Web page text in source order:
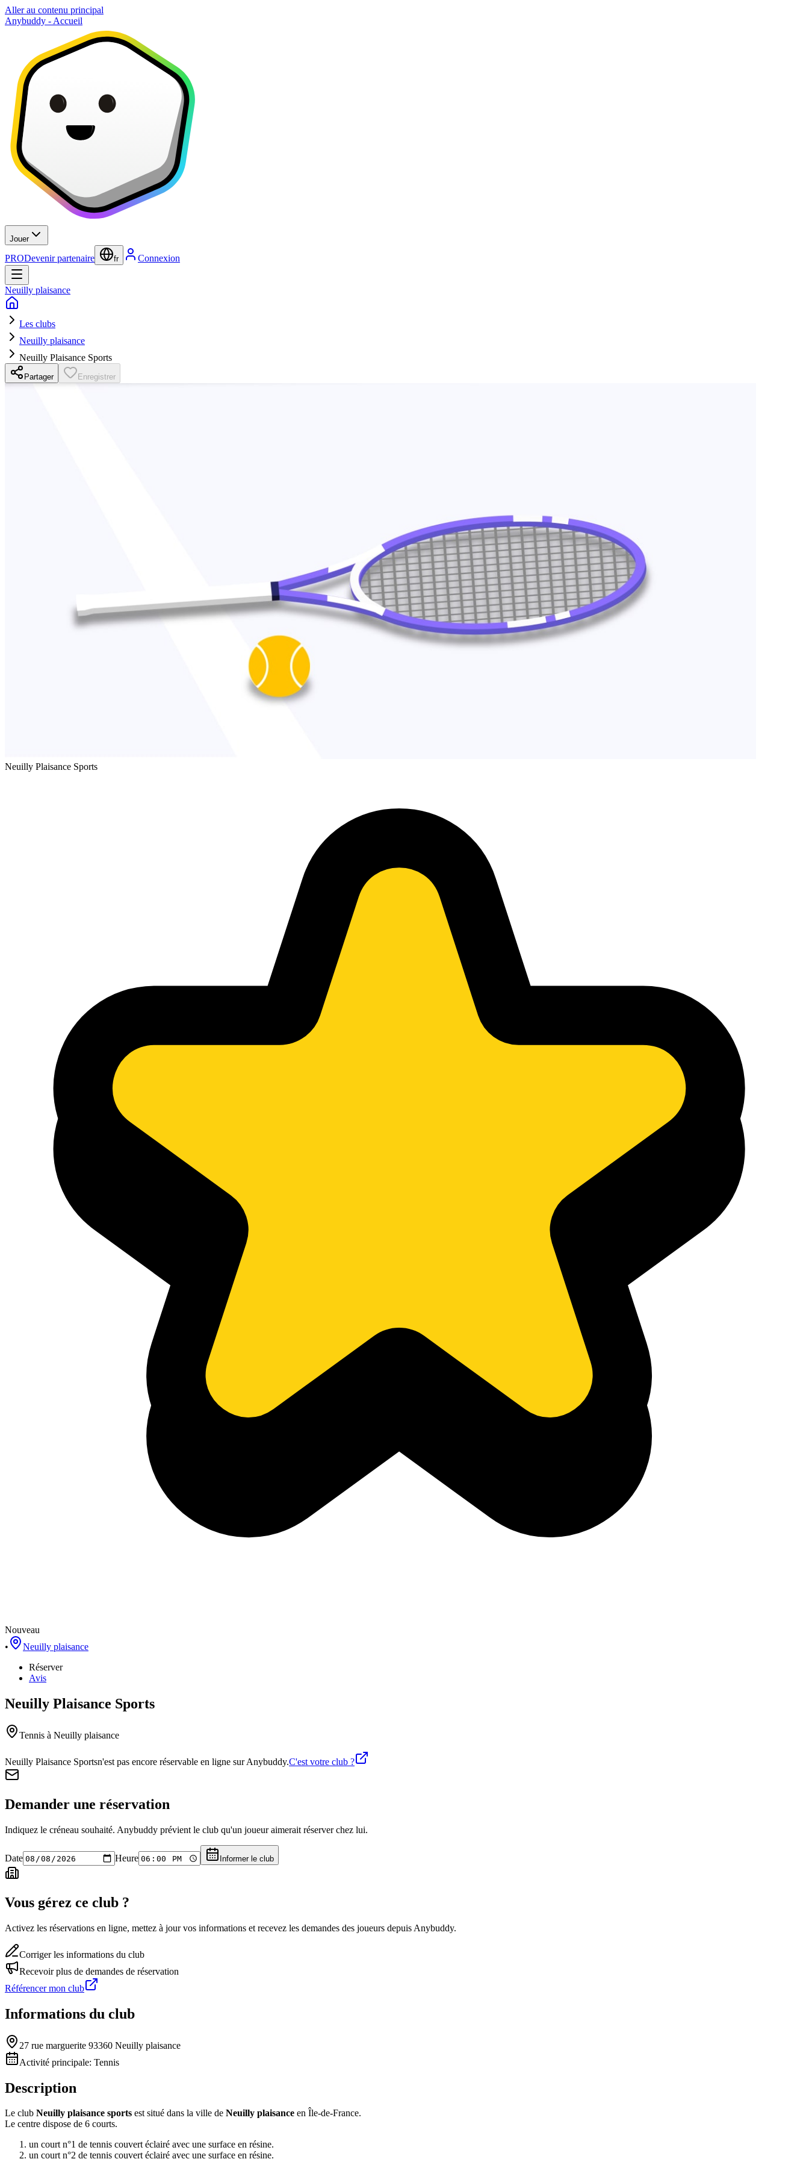
Aller au contenu principal
Anybuddy - Accueil
Jouer
PRODevenir partenaire fr Connexion
Neuilly plaisance
Les clubs
Neuilly plaisance
Neuilly Plaisance Sports
Partager Enregistrer
Neuilly Plaisance Sports
Nouveau
•
Neuilly plaisance
Réserver
Avis
Neuilly Plaisance Sports
Tennis à Neuilly plaisance
Neuilly Plaisance Sportsn'est pas encore réservable en ligne sur Anybuddy.C'est votre club ?
Demander une réservation
Indiquez le créneau souhaité. Anybuddy prévient le club qu'un joueur aimerait réserver chez lui.
Date Heure Informer le club
Vous gérez ce club ?
Activez les réservations en ligne, mettez à jour vos informations et recevez les demandes des joueurs depuis Anybuddy.
Corriger les informations du club
Recevoir plus de demandes de réservation
Référencer mon club
Informations du club
27 rue marguerite 93360 Neuilly plaisance
Activité principale: Tennis
Description
Le club Neuilly plaisance sports est situé dans la ville de Neuilly plaisance en Île-de-France.
Le centre dispose de 6 courts.
un court n°1 de tennis couvert éclairé avec une surface en résine.
un court n°2 de tennis couvert éclairé avec une surface en résine.